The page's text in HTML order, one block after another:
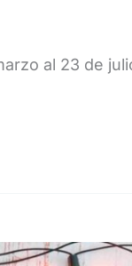
al 23 de